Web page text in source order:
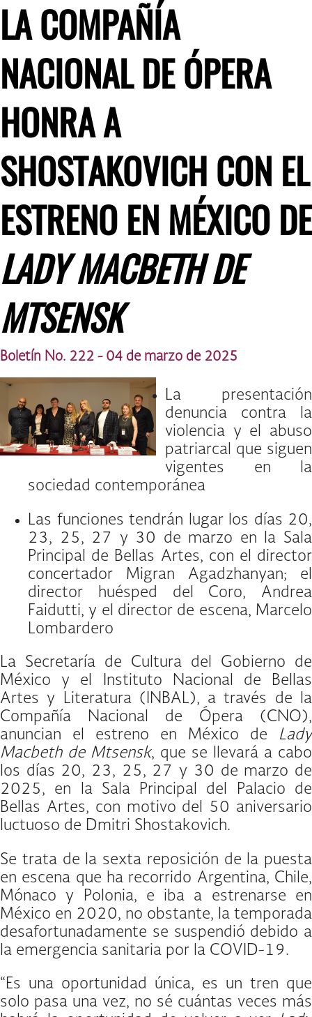
LA COMPAÑÍA
NACIONAL DE ÓPERA
HONRA A
SHOSTAKOVICH CON EL
ESTRENO EN MÉXICO DE
LADY MACBETH DE
MTSENSK
Boletín No. 222 - 04 de marzo de 2025
La presentación
denuncia contra la
violencia y el abuso
patriarcal que siguen
vigentes en la
sociedad contemporánea
Las funciones tendrán lugar los días 20,
23, 25, 27 y 30 de marzo en la Sala
Principal de Bellas Artes, con el director
concertador Migran Agadzhanyan; el
director huésped del Coro, Andrea
Faidutti, y el director de escena, Marcelo
Lombardero
La Secretaría de Cultura del Gobierno de
México y el Instituto Nacional de Bellas
Artes y Literatura (INBAL), a través de la
Compañía Nacional de Ópera (CNO),
anuncian el estreno en México de Lady
Macbeth de Mtsensk, que se llevará a cabo
los días 20, 23, 25, 27 y 30 de marzo de
2025, en la Sala Principal del Palacio de
Bellas Artes, con motivo del 50 aniversario
luctuoso de Dmitri Shostakovich.
Se trata de la sexta reposición de la puesta
en escena que ha recorrido Argentina, Chile,
Mónaco y Polonia, e iba a estrenarse en
México en 2020, no obstante, la temporada
desafortunadamente se suspendió debido a
la emergencia sanitaria por la COVID-19.
“Es una oportunidad única, es un tren que
solo pasa una vez, no sé cuántas veces más